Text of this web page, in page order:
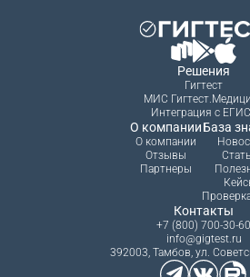
Решения
Гигтест
МИС
Интеграция с
О компании
О компании
Отзывы
Партнеры
База
Контакты
+7 (800) 700-30-60
info@gigtest.ru
392003, Тамбов, ул.